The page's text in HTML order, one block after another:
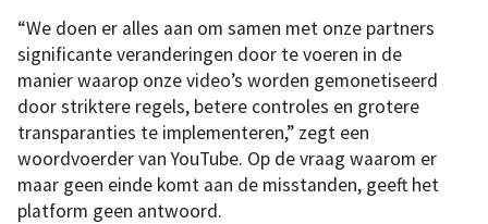
“We doen er alles aan om samen met onze partners
significante veranderingen door te voeren in de
manier waarop onze video’s worden gemonetiseerd
door striktere regels, betere controles en grotere
transparanties te implementeren,” zegt een
woordvoerder van YouTube. Op de vraag waarom er
maar geen einde komt aan de misstanden, geeft het
platform geen antwoord.